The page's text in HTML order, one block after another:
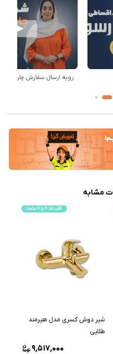
رویه ارسال سفارش چارسو
مشابه
شیر دوش کسری مدل هیرمند
طلایی
9,517,000